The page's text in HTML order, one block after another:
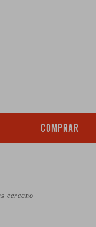
COMPRAR
cercano